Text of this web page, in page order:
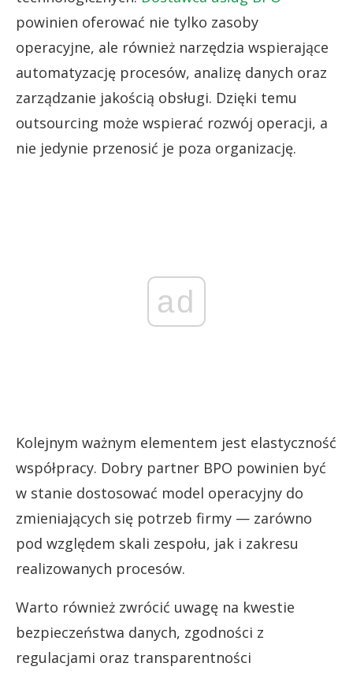
powinien oferować nie tylko zasoby
operacyjne, ale również narzędzia wspierające
automatyzację procesów, analizę danych oraz
zarządzanie jakością obsługi. Dzięki temu
outsourcing może wspierać rozwój operacji, a
nie jedynie przenosić je poza organizację.
ad
Kolejnym ważnym elementem jest elastyczność
współpracy. Dobry partner BPO powinien być
w stanie dostosować model operacyjny do
zmieniających się potrzeb firmy — zarówno
pod względem skali zespołu, jak i zakresu
realizowanych procesów.
Warto również zwrócić uwagę na kwestie
bezpieczeństwa danych, zgodności z
regulacjami oraz transparentności